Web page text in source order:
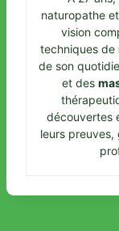
naturopathe
vision
techniques de
de son
et des
découvertes
leurs preuves,